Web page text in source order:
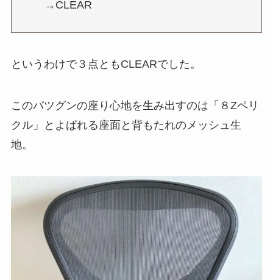
→CLEAR
というわけで３点ともCLEARでした。
このバツグンの座り心地を生み出すのは「８Zペリ
クル」とよばれる座面と背もたれのメッシュ生
地。